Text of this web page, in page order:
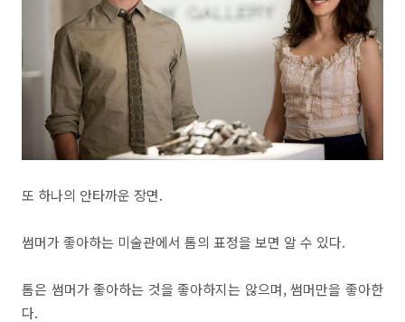
또 하나의 안타까운 장면.
썸머가 좋아하는 미술관에서 톰의 표정을 보면 알 수 있다.
톰은 썸머가 좋아하는 것을 좋아하지는 않으며, 썸머만을 좋아한
다.